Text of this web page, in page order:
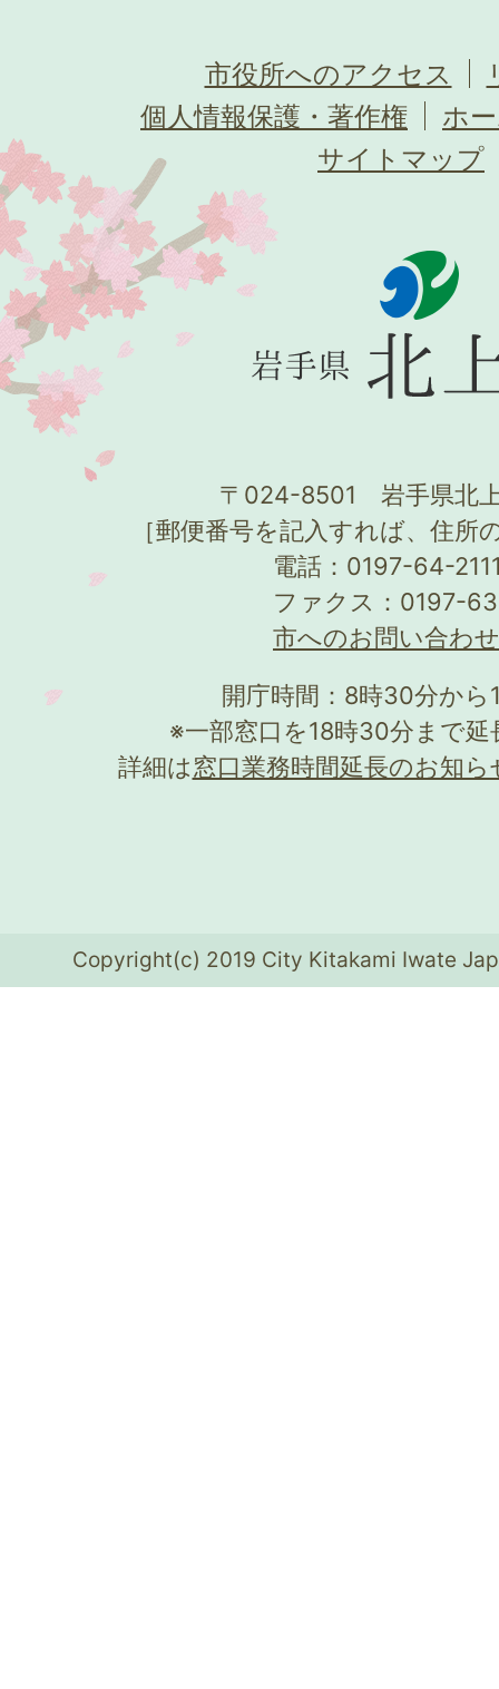
市役所へのアクセス
個人情報保護・著作権
ホ
サイトマップ
〒024-8501 岩手県北
［郵便番号を記入すれば、住所
電話：0197-64-
ファクス：0197-
市へのお問い合わ
開庁時間：8時30分か
※一部窓口を18時30分まで
詳細は窓口業務時間延長のお知ら
Copyright(c) 2019 City Kitakami Iwate